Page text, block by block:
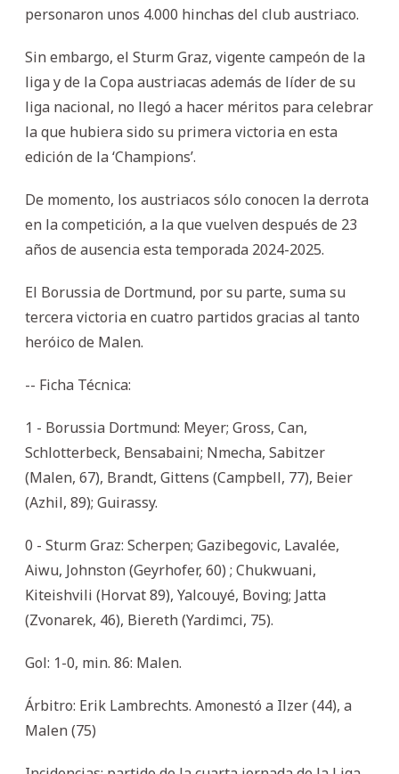
personaron unos 4.000 hinchas del club austriaco.
Sin embargo, el Sturm Graz, vigente campeón de la
liga y de la Copa austriacas además de líder de su
liga nacional, no llegó a hacer méritos para celebrar
la que hubiera sido su primera victoria en esta
edición de la ‘Champions’.
De momento, los austriacos sólo conocen la derrota
en la competición, a la que vuelven después de 23
años de ausencia esta temporada 2024-2025.
El Borussia de Dortmund, por su parte, suma su
tercera victoria en cuatro partidos gracias al tanto
heróico de Malen.
-- Ficha Técnica:
1 - Borussia Dortmund: Meyer; Gross, Can,
Schlotterbeck, Bensabaini; Nmecha, Sabitzer
(Malen, 67), Brandt, Gittens (Campbell, 77), Beier
(Azhil, 89); Guirassy.
0 - Sturm Graz: Scherpen; Gazibegovic, Lavalée,
Aiwu, Johnston (Geyrhofer, 60) ; Chukwuani,
Kiteishvili (Horvat 89), Yalcouyé, Boving; Jatta
(Zvonarek, 46), Biereth (Yardimci, 75).
Gol: 1-0, min. 86: Malen.
Árbitro: Erik Lambrechts. Amonestó a Ilzer (44), a
Malen (75)